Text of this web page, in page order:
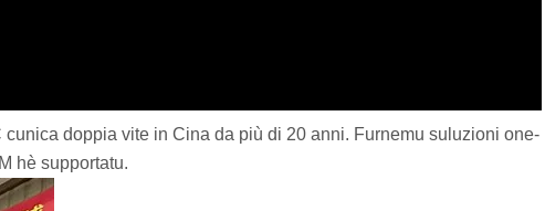
doppia vite in Cina da più di 20 anni. Furnemu suluzioni one-
hè supportatu.